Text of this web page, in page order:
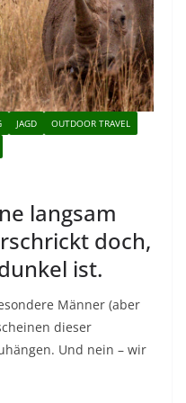
JAGD
OUTDOOR TRAVEL
langsam
doch,
ist.
Männer (aber
dieser
Und nein – wir